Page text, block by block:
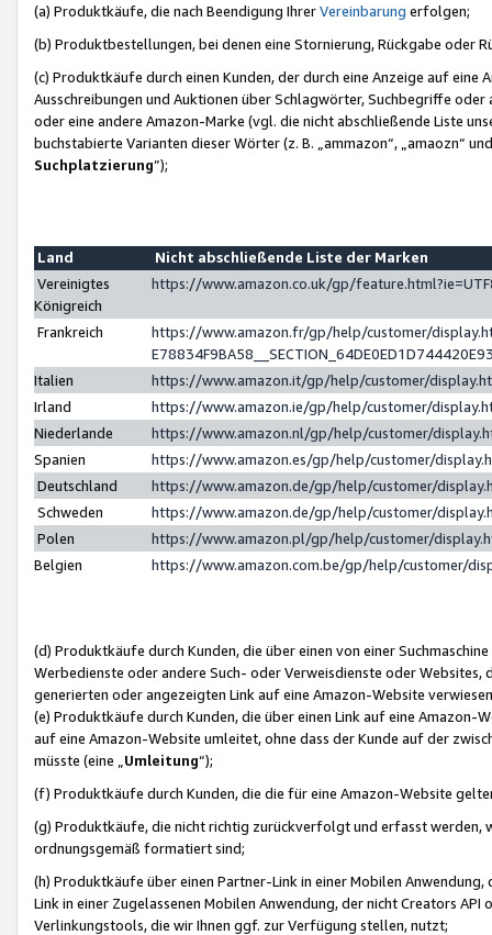
(a) Produktkäufe, die nach Beendigung IhrerVereinbarung erfolgen;
(b) Produktbestellungen, bei denen eine Stornierung, Rückgabe oder
(c) Produktkäufe durch einen Kunden, der durch eine Anzeige auf
Ausschreibungen und Auktionen über Schlagwörter, Suchbegriffe
oder eine andere Amazon-Marke (vgl. die nicht abschließende Liste
buchstabierte Varianten dieser Wörter (z. B. „ammazon“, „amaozn“
Suchplatzierung”);
Land
Nicht abschließende Liste der Marken
Vereinigtes
Königreich
https://www.amazon.co.uk/gp/
Frankreich
https://www.amazon.fr/gp/help/customer/
Italien
https://www.amazon.it/gp/help/customer/
Irland
https://www.amazon.ie/gp/help/customer/
Niederlande
https://www.amazon.nl/gp/help/customer/
Spanien
https://www.amazon.es/gp/help/customer/
Deutschland
https://www.amazon.de/gp/help/customer/
Schweden
https://www.amazon.de/gp/help/customer/
Polen
https://www.amazon.pl/gp/help/customer/
Belgien
https://www.amazon.com.be/gp/help/customer/
(d) Produktkäufe durch Kunden, die über einen von einer
Werbedienste oder andere Such- oder Verweisdienste oder Websites,
generierten oder angezeigten Link auf eine Amazon-Website
(e) Produktkäufe durch Kunden, die über einen Link auf eine
auf eine Amazon-Website umleitet, ohne dass der Kunde auf der
müsste (eine „ Umleitung“);
(f) Produktkäufe durch Kunden, die die für eine Amazon-Website
(g) Produktkäufe, die nicht richtig zurückverfolgt und erfasst werden,
ordnungsgemäß formatiert sind;
(h) Produktkäufe über einen Partner-Link in einer Mobilen
Link in einer Zugelassenen Mobilen Anwendung, der nicht Creators
Verlinkungstools, die wir Ihnen ggf. zur Verfügung stellen, nutzt;